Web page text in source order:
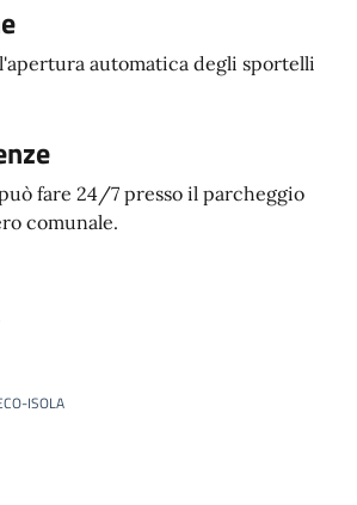
automatica degli sportelli
fare 24/7 presso il parcheggio
comunale.
ISOLA